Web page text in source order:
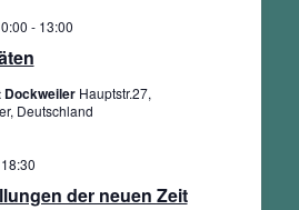
- 13:00
Hauptstr.27,
Deutschland
der neuen Zeit